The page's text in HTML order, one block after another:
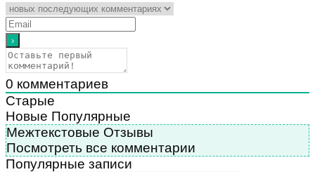
0 комментариев
Старые
Новые Популярные
Межтекстовые Отзывы
Посмотреть все комментарии
Популярные записи